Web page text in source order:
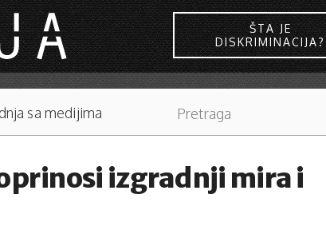
ŠTA JE
DISKRIMINACIJA?
sa medijima
izgradnji mira i